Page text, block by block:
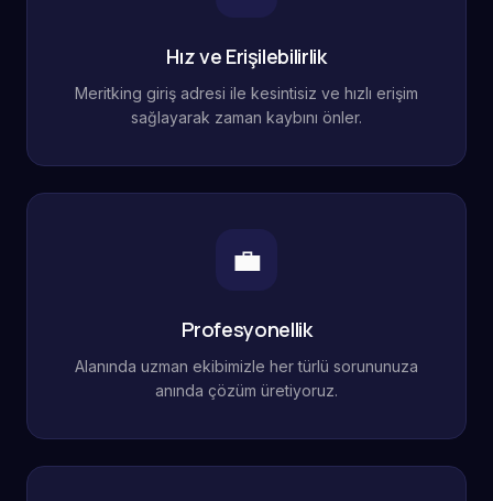
Hız ve Erişilebilirlik
Meritking giriş adresi ile kesintisiz ve hızlı erişim
sağlayarak zaman kaybını önler.
💼
Profesyonellik
Alanında uzman ekibimizle her türlü sorununuza
anında çözüm üretiyoruz.